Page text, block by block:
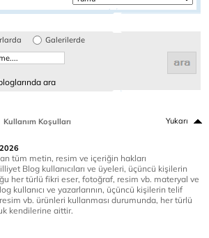
Galerilerde
ara
Kullanım Koşulları Yukarı
tüm metin, resim ve içeriğin hakları
Blog kullanıcıları ve üyeleri, üçüncü kişilerin
her türlü fikri eser, fotoğraf, resim vb. materyal ve
kullanıcı ve yazarlarının, üçüncü kişilerin telif
vb. ürünleri kullanması durumunda, her türlü
kendilerine aittir.